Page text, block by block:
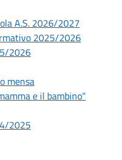
A.S. 2026/2027
2025/2026
2026
mensa
e il bambino"
2025